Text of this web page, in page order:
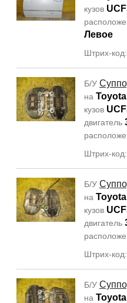
кузов
Левое
Штрих-
Б/У
на
кузов
двигатель
Штрих-
Б/У
на
кузов
двигатель
Штрих-
Б/У
на